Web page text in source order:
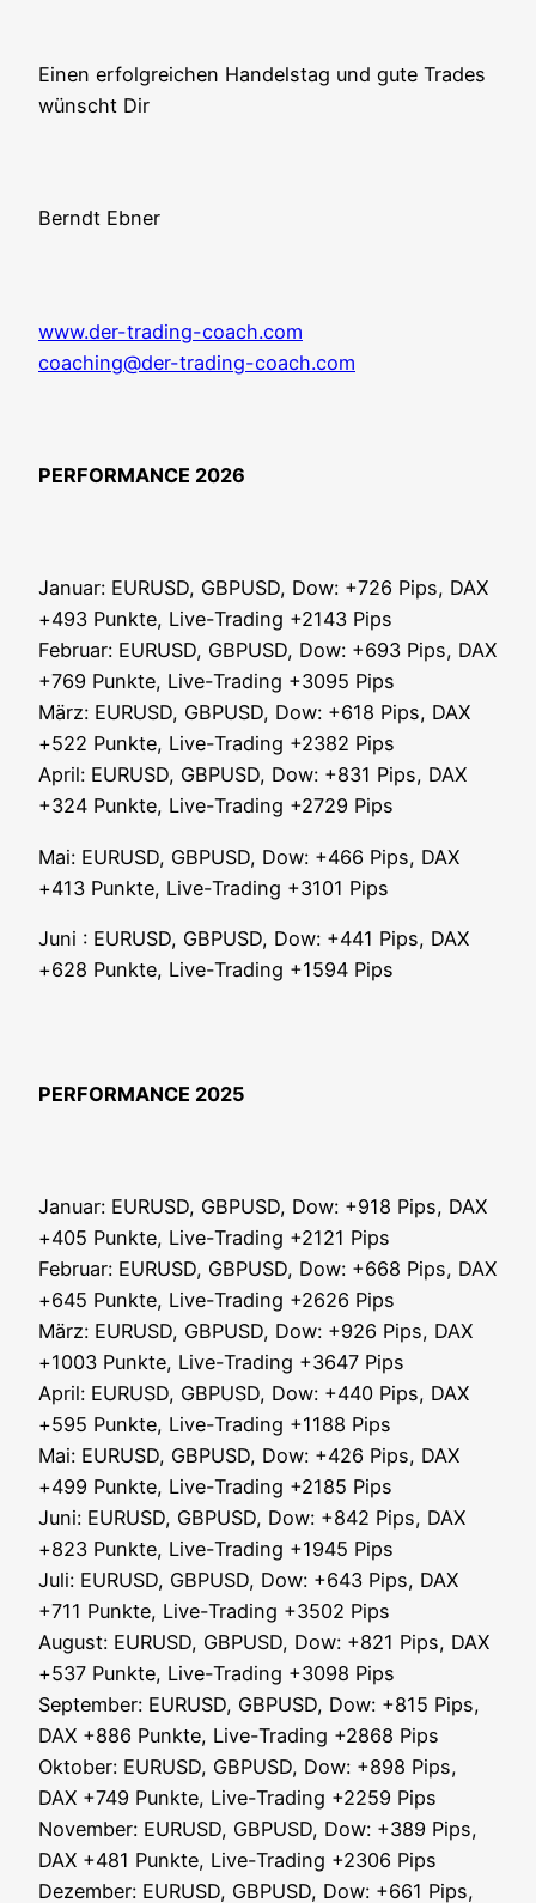
Einen erfolg­rei­chen Han­dels­tag und gute Trades
wünscht Dir
Berndt Ebner
www.der-trading-coach.com
coaching@der-trading-coach.com
PERFORMANCE 2026
Janu­ar: EURUSD, GBPUSD, Dow: +726 Pips, DAX
+493 Punk­te, Live-Tra­ding +2143 Pips
Febru­ar: EURUSD, GBPUSD, Dow: +693 Pips, DAX
+769 Punk­te, Live-Tra­ding +3095 Pips
März: EURUSD, GBPUSD, Dow: +618 Pips, DAX
+522 Punk­te, Live-Tra­ding +2382 Pips
April: EURUSD, GBPUSD, Dow: +831 Pips, DAX
+324 Punk­te, Live-Tra­ding +2729 Pips
Mai: EURUSD, GBPUSD, Dow: +466 Pips, DAX
+413 Punk­te, Live-Tra­ding +3101 Pips
Juni : EURUSD, GBPUSD, Dow: +441 Pips, DAX
+628 Punk­te, Live-Tra­ding +1594 Pips
PERFORMANCE 2025
Janu­ar: EURUSD, GBPUSD, Dow: +918 Pips, DAX
+405 Punk­te, Live-Tra­ding +2121 Pips
Febru­ar: EURUSD, GBPUSD, Dow: +668 Pips, DAX
+645 Punk­te, Live-Tra­ding +2626 Pips
März: EURUSD, GBPUSD, Dow: +926 Pips, DAX
+1003 Punk­te, Live-Tra­ding +3647 Pips
April: EURUSD, GBPUSD, Dow: +440 Pips, DAX
+595 Punk­te, Live-Tra­ding +1188 Pips
Mai: EURUSD, GBPUSD, Dow: +426 Pips, DAX
+499 Punk­te, Live-Tra­ding +2185 Pips
Juni: EURUSD, GBPUSD, Dow: +842 Pips, DAX
+823 Punk­te, Live-Tra­ding +1945 Pips
Juli: EURUSD, GBPUSD, Dow: +643 Pips, DAX
+711 Punk­te, Live-Tra­ding +3502 Pips
August: EURUSD, GBPUSD, Dow: +821 Pips, DAX
+537 Punk­te, Live-Tra­ding +3098 Pips
Sep­tem­ber: EURUSD, GBPUSD, Dow: +815 Pips,
DAX +886 Punk­te, Live-Tra­ding +2868 Pips
Okto­ber: EURUSD, GBPUSD, Dow: +898 Pips,
DAX +749 Punk­te, Live-Tra­ding +2259 Pips
Novem­ber: EURUSD, GBPUSD, Dow: +389 Pips,
DAX +481 Punk­te, Live-Tra­ding +2306 Pips
Dezem­ber: EURUSD, GBPUSD, Dow: +661 Pips,